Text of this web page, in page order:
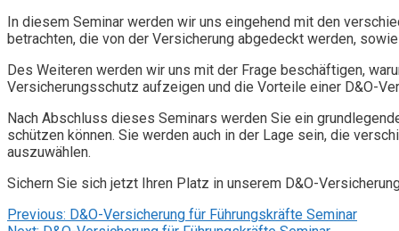
In diesem Seminar werden wir uns eingehend mit den
betrachten, die von der Versicherung abgedeckt werden,
Des Weiteren werden wir uns mit der Frage beschäftigen,
Versicherungsschutz aufzeigen und die Vorteile einer D&O-
Nach Abschluss dieses Seminars werden Sie ein
schützen können. Sie werden auch in der Lage sein, die
auszuwählen.
Sichern Sie sich jetzt Ihren Platz in unserem D&O-
Beitragsnavigation
Previous: D&O-Versicherung für Führungskräfte Seminar